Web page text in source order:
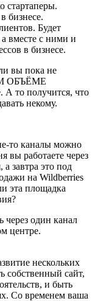
стартаперы.
бизнесе.
Будет
а вместе с ними и
в бизнесе.
вы пока не
ОБЪЁМЕ
А то получится, что
некому.
то каналы можно
вы работаете через
а завтра это под
на Wildberries
эта площадка
?
через один канал
центре.
нескольких
собственный сайт,
и быть
Со временем ваша